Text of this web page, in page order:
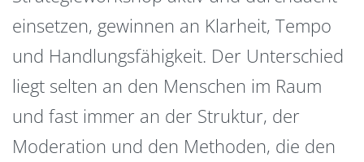
einsetzen, gewinnen an Klarheit, Tempo
und Handlungsfähigkeit. Der Unterschied
liegt selten an den Menschen im Raum
und fast immer an der Struktur, der
Moderation und den Methoden, die den